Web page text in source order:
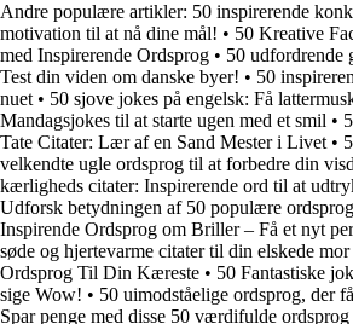
Andre populære artikler: 50 inspirerende
motivation til at nå dine mål! • 50 Kreative
med Inspirerende Ordsprog • 50 udfordrende
Test din viden om danske byer! • 50
nuet• 50 sjove jokes på engelsk: Få
Mandagsjokes til at starte ugen med et smil •
Tate Citater: Lær af en Sand Mester i Livet•
velkendte ugle ordsprog til at forbedre din
kærligheds citater: Inspirerende ord til at
Udforsk betydningen af 50 populære
Inspirende Ordsprog om Briller – Få et nyt
søde og hjertevarme citater til din elskede mor
Ordsprog Til Din Kæreste • 50 Fantastiske
sige Wow! • 50 uimodståelige ordsprog, der
Spar penge med disse 50 værdifulde ordsprog